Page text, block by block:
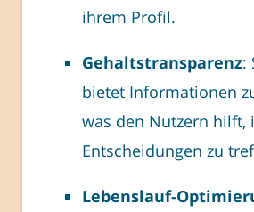
ihrem Profil.
Gehaltstransparenz:
bietet Informationen
was den Nutzern
Entscheidungen zu
Lebenslauf-